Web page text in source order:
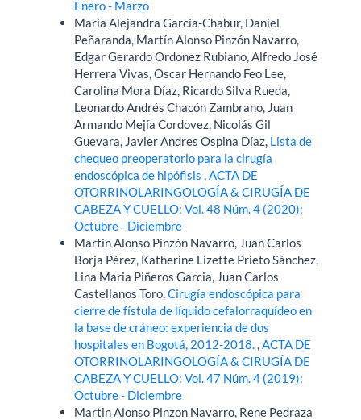
Enero - Marzo
María Alejandra García-Chabur, Daniel
Peñaranda, Martín Alonso Pinzón Navarro,
Edgar Gerardo Ordonez Rubiano, Alfredo José
Herrera Vivas, Oscar Hernando Feo Lee,
Carolina Mora Díaz, Ricardo Silva Rueda,
Leonardo Andrés Chacón Zambrano, Juan
Armando Mejía Cordovez, Nicolás Gil
Guevara, Javier Andres Ospina Díaz, Lista de
chequeo preoperatorio para la cirugía
endoscópica de hipófisis,ACTA DE
OTORRINOLARINGOLOGÍA & CIRUGÍA DE
CABEZA Y CUELLO: Vol. 48 Núm. 4 (2020):
Octubre - Diciembre
Martin Alonso Pinzón Navarro, Juan Carlos
Borja Pérez, Katherine Lizette Prieto Sánchez,
Lina Maria Piñeros Garcia, Juan Carlos
Castellanos Toro,Cirugía endoscópica para
cierre de fístula de líquido cefalorraquídeo en
la base de cráneo: experiencia de dos
hospitales en Bogotá, 2012-2018.,ACTA DE
OTORRINOLARINGOLOGÍA & CIRUGÍA DE
CABEZA Y CUELLO: Vol. 47 Núm. 4 (2019):
Octubre - Diciembre
Martin Alonso Pinzon Navarro, Rene Pedraza